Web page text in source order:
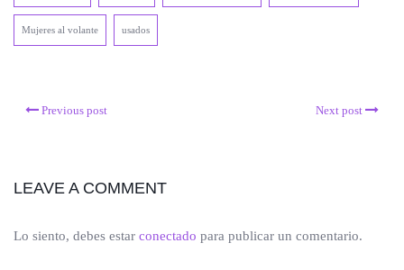
Mujeres al volante usados
Previous post Next post
LEAVE A COMMENT
Lo siento, debes estar conectado para publicar un comentario.